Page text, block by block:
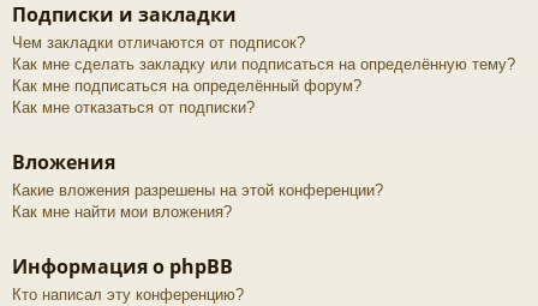
Подписки и закладки
Чем закладки отличаются от подписок?
Как мне сделать закладку или подписаться на определённую тему?
Как мне подписаться на определённый форум?
Как мне отказаться от подписки?
Вложения
Какие вложения разрешены на этой конференции?
Как мне найти мои вложения?
Информация о phpBB
Кто написал эту конференцию?